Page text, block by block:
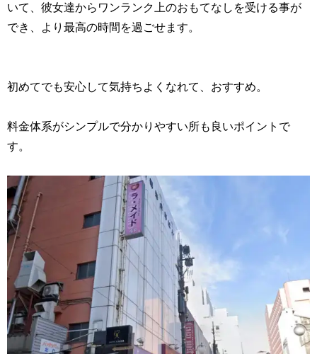
いて、彼女達からワンランク上のおもてなしを受ける事が
でき、より最高の時間を過ごせます。
初めてでも安心して気持ちよくなれて、おすすめ。
料金体系がシンプルで分かりやすい所も良いポイントで
す。